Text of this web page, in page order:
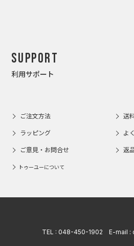
Support
利用サポート
ご注文方法 送
ラッピング よ
ご意見・お問合せ 返
トゥーユーについて
TEL : 048-450-1902 E-mail :